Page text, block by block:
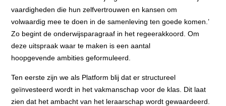
vaardigheden die hun zelfvertrouwen en kansen om
volwaardig mee te doen in de samenleving ten goede komen.’
Zo begint de onderwijsparagraaf in het regeerakkoord. Om
deze uitspraak waar te maken is een aantal
hoopgevendeambities geformuleerd.
Ten eerste zijn we als Platform blij dat er structureel
geïnvesteerd wordt in hetvakmanschap voor de klas. Dit laat
zien dat het ambacht van het leraarschap wordtgewaardeerd.